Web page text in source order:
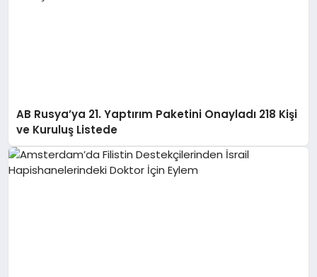
AB Rusya’ya 21. Yaptırım Paketini Onayladı 218 Kişi
ve Kuruluş Listede